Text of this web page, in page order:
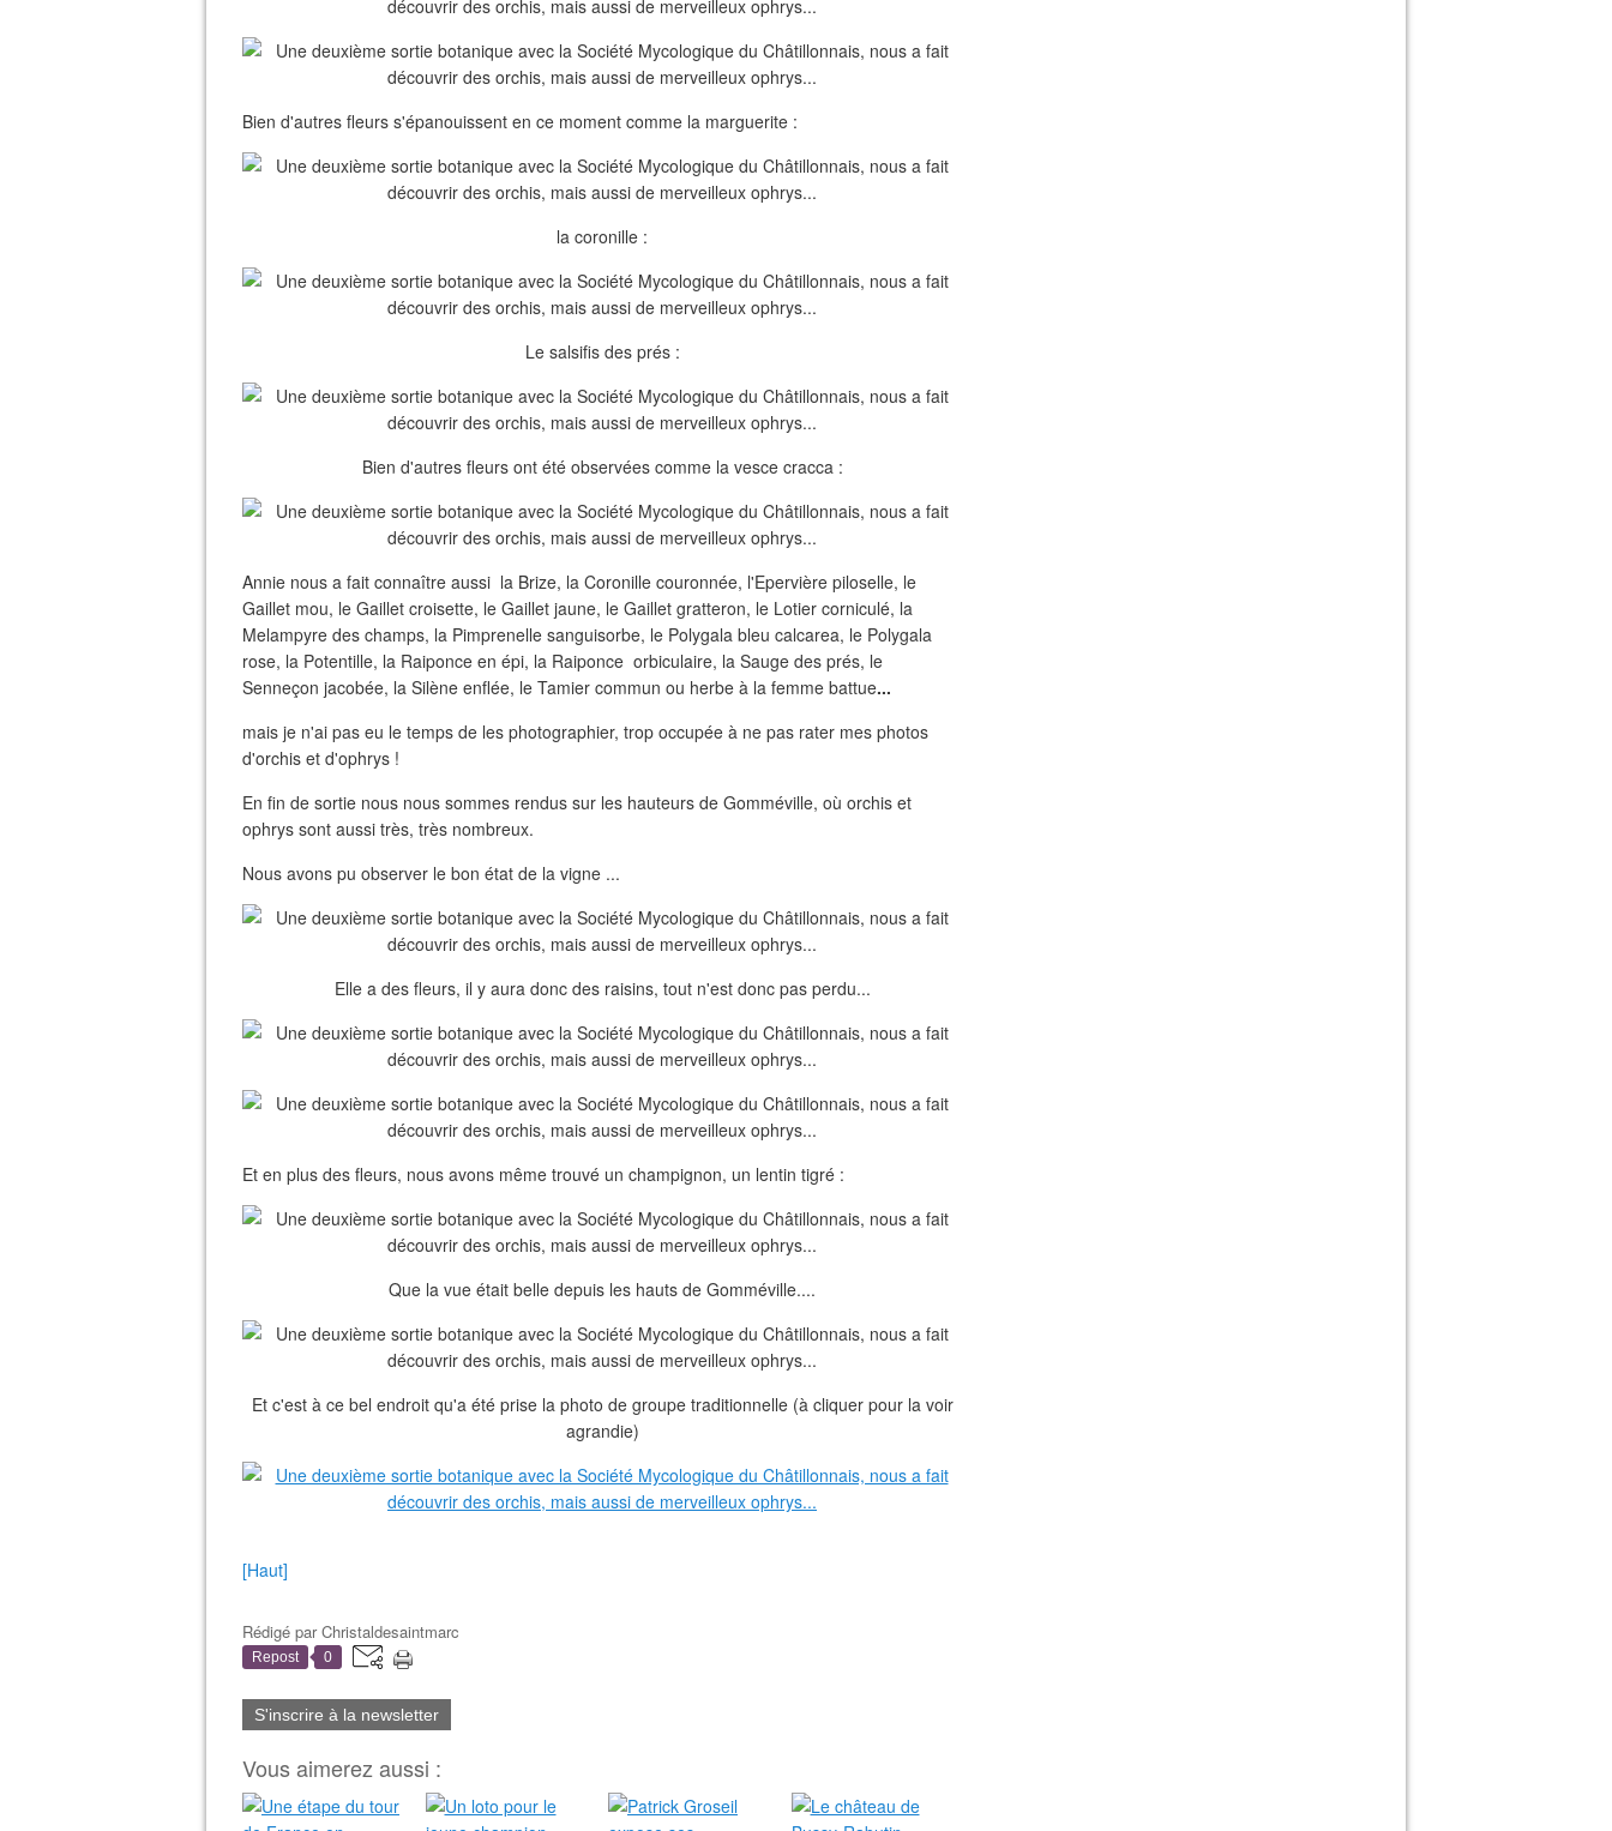
Bien d'autres fleurs s'épanouissent en ce moment comme la marguerite :
la coronille :
Le salsifis des prés :
Bien d'autres fleurs ont été observées comme la vesce cracca :
Annie nous a fait connaître aussi la Brize, la Coronille couronnée, l'Epervière piloselle, le
Gaillet mou, le Gaillet croisette, le Gaillet jaune, le Gaillet gratteron, le Lotier corniculé, la
Melampyre des champs, la Pimprenelle sanguisorbe, le Polygala bleu calcarea, le Polygala
rose, la Potentille, la Raiponce en épi, la Raiponce orbiculaire, la Sauge des prés, le
Senneçon jacobée, la Silène enflée, le Tamier commun ou herbe à la femme battue...
mais je n'ai pas eu le temps de les photographier, trop occupée à ne pas rater mes photos
d'orchis et d'ophrys !
En fin de sortie nous nous sommes rendus sur les hauteurs de Gomméville, où orchis et
ophrys sont aussi très, très nombreux.
Nous avons pu observer le bon état de la vigne ...
Elle a des fleurs, il y aura donc des raisins, tout n'est donc pas perdu...
Et en plus des fleurs, nous avons même trouvé un champignon, un lentin tigré :
Que la vue était belle depuis les hauts de Gomméville....
Et c'est à ce bel endroit qu'a été prise la photo de groupe traditionnelle (à cliquer pour la voir
agrandie)
[Haut]
Rédigé parChristaldesaintmarc
Repost 0
S'inscrire à la newsletter
Vous aimerez aussi :